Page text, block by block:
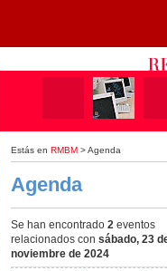
Estás en RMBM > Agenda
Agenda
Se han encontrado 2 eventos
relacionados con sábado, 23
noviembre de 2024